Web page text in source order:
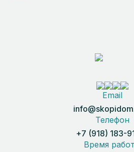
Email
Телефон
+7 (918) 183-
Время